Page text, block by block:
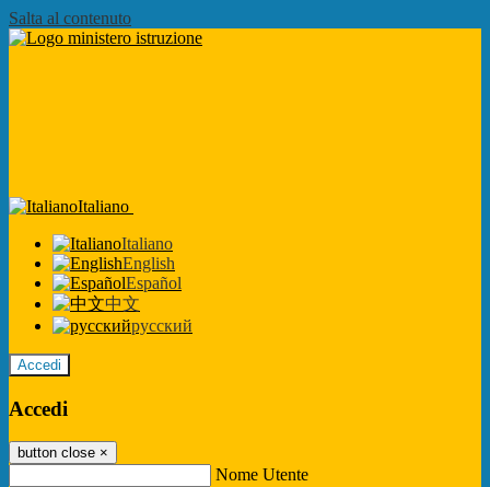
Salta al contenuto
Italiano
Italiano
English
Español
中文
русский
Accedi
Accedi
button close ×
Nome Utente